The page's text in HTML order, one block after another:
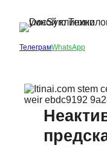
ТелеграмWhatsApp